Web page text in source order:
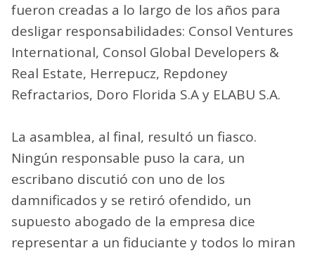
fueron creadas a lo largo de los años para
desligar responsabilidades: Consol Ventures
International, Consol Global Developers &
Real Estate, Herrepucz, Repdoney
Refractarios, Doro Florida S.A y ELABU S.A.
La asamblea, al final, resultó un fiasco.
Ningún responsable puso la cara, un
escribano discutió con uno de los
damnificados y se retiró ofendido, un
supuesto abogado de la empresa dice
representar a un fiduciante y todos lo miran